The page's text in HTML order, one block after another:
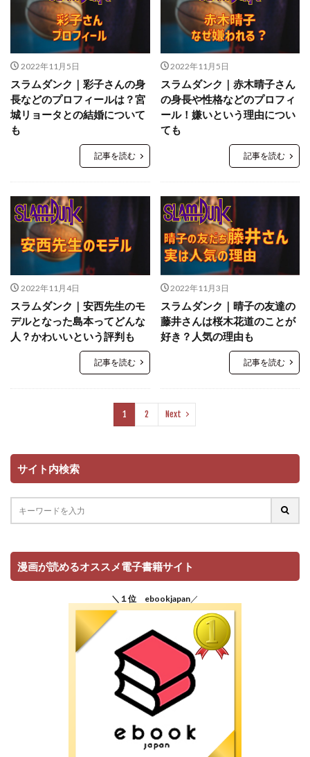
2022年11月5日
スラムダンク｜彩子さんの身
長などのプロフィールは？宮
城リョータとの結婚について
も
記事を読む
2022年11月5日
スラムダンク｜赤木晴子さん
の身長や性格などのプロフィ
ール！嫌いという理由につい
ても
記事を読む
2022年11月4日
スラムダンク｜安西先生のモ
デルとなった島本ってどんな
人？かわいいという評判も
記事を読む
2022年11月3日
スラムダンク｜晴子の友達の
藤井さんは桜木花道のことが
好き？人気の理由も
記事を読む
1 2 Next
サイト内検索
漫画が読めるオススメ電子書籍サイト
＼１位 ebookjapan ／